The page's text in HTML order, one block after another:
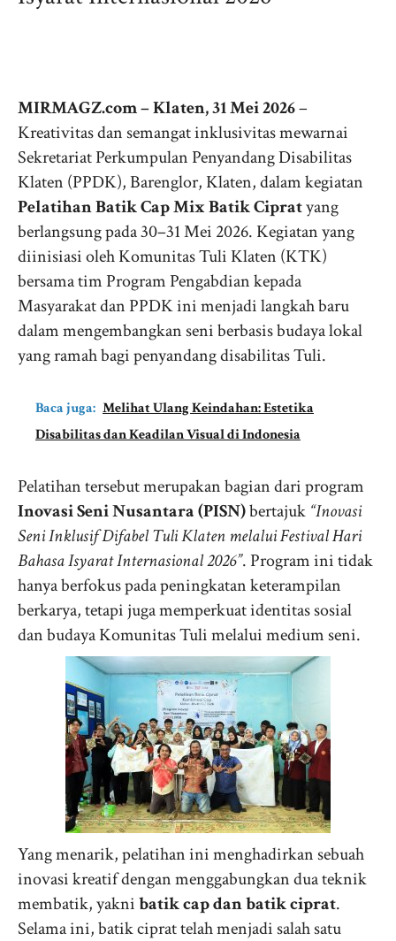
MIRMAGZ.com – Klaten, 31 Mei 2026–
Kreativitas dan semangat inklusivitas mewarnai
Sekretariat Perkumpulan Penyandang Disabilitas
Klaten (PPDK), Barenglor, Klaten, dalam kegiatan
Pelatihan Batik Cap Mix Batik Cipratyang
berlangsung pada 30–31 Mei 2026. Kegiatan yang
diinisiasi oleh Komunitas Tuli Klaten (KTK)
bersama tim Program Pengabdian kepada
Masyarakat dan PPDK ini menjadi langkah baru
dalam mengembangkan seni berbasis budaya lokal
yang ramah bagi penyandang disabilitas Tuli.
Baca juga: Melihat Ulang Keindahan: Estetika
Disabilitas dan Keadilan Visual di Indonesia
Pelatihan tersebut merupakan bagian dari program
Inovasi Seni Nusantara (PISN)bertajuk “Inovasi
Seni Inklusif Difabel Tuli Klaten melalui Festival Hari
Bahasa Isyarat Internasional 2026”. Program ini tidak
hanya berfokus pada peningkatan keterampilan
berkarya, tetapi juga memperkuat identitas sosial
dan budaya Komunitas Tuli melalui medium seni.
Yang menarik, pelatihan ini menghadirkan sebuah
inovasi kreatif dengan menggabungkan dua teknik
membatik, yaknibatik cap dan batik ciprat.
Selama ini, batik ciprat telah menjadi salah satu